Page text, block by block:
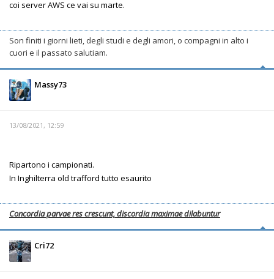
coi server AWS ce vai su marte.
Son finiti i giorni lieti, degli studi e degli amori, o compagni in alto i
cuori e il passato salutiam.
Massy73
13/08/2021, 12:59
Ripartono i campionati.
In Inghilterra old trafford tutto esaurito
Concordia parvae res crescunt, discordia maximae dilabuntur
Cri72